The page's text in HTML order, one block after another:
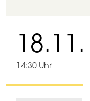
18.11.
14:30 Uhr